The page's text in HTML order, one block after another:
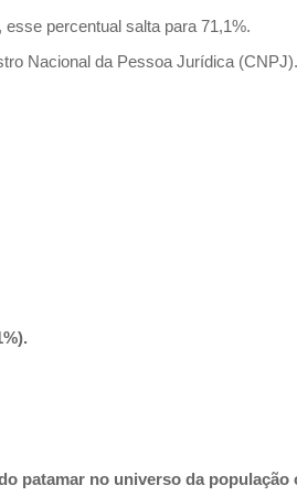
percentual salta para 71,1%.
Nacional da Pessoa Jurídica (CNPJ).
patamar no universo da população